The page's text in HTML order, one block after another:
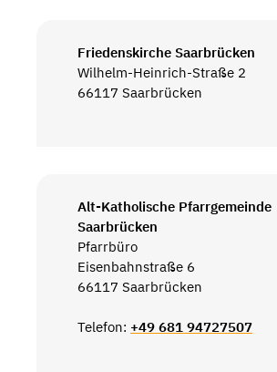
Friedenskirche Saarbrücken
Wilhelm-Heinrich-Straße 2
66117 Saarbrücken
Alt-Katholische Pfarrgemeinde
Saarbrücken
Pfarrbüro
Eisenbahnstraße 6
66117 Saarbrücken
Telefon: +49 681 94727507